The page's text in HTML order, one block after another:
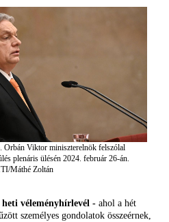
Orbán Viktor miniszterelnök felszólal
plenáris ülésén 2024. február 26-án.
Máthé Zoltán
véleményhírlevél - ahol a hét
személyes gondolatok összeérnek,